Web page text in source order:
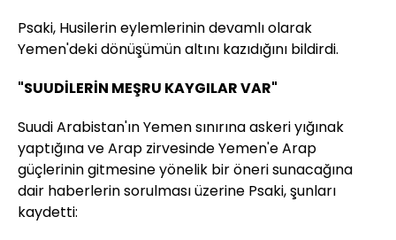
Psaki, Husilerin eylemlerinin devamlı olarak
Yemen'deki dönüşümün altını kazıdığını bildirdi.
"SUUDİLERİN MEŞRU KAYGILAR VAR"
Suudi Arabistan'ın Yemen sınırına askeri yığınak
yaptığına ve Arap zirvesinde Yemen'e Arap
güçlerinin gitmesine yönelik bir öneri sunacağına
dair haberlerin sorulması üzerine Psaki, şunları
kaydetti: